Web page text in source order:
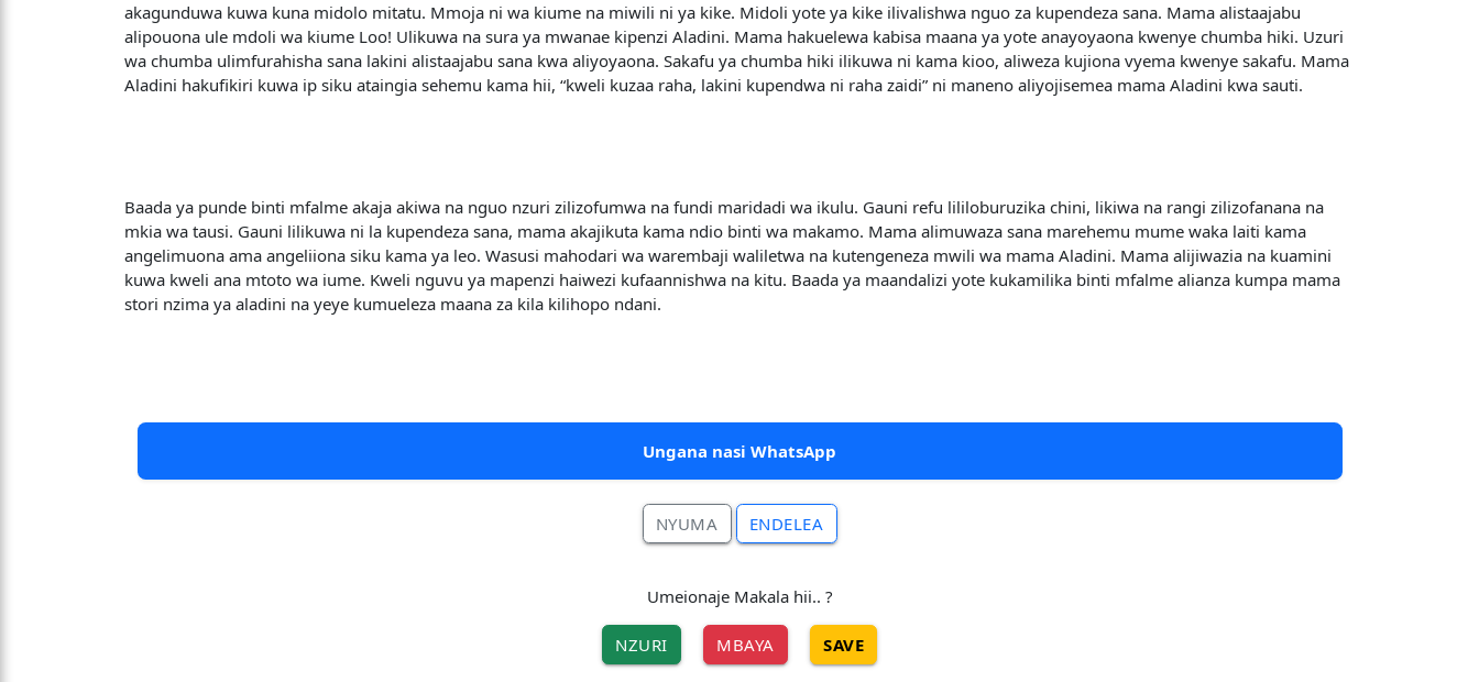
akagunduwa kuwa kuna midolo mitatu. Mmoja ni wa kiume na miwili ni ya kike. Midoli yote ya kike ilivalishwa nguo za kupendeza sana. Mama alistaajabu
alipouona ule mdoli wa kiume Loo! Ulikuwa na sura ya mwanae kipenzi Aladini. Mama hakuelewa kabisa maana ya yote anayoyaona kwenye chumba hiki. Uzuri
wa chumba ulimfurahisha sana lakini alistaajabu sana kwa aliyoyaona. Sakafu ya chumba hiki ilikuwa ni kama kioo, aliweza kujiona vyema kwenye sakafu. Mama
Aladini hakufikiri kuwa ip siku ataingia sehemu kama hii, “kweli kuzaa raha, lakini kupendwa ni raha zaidi” ni maneno aliyojisemea mama Aladini kwa sauti.
Baada ya punde binti mfalme akaja akiwa na nguo nzuri zilizofumwa na fundi maridadi wa ikulu. Gauni refu lililoburuzika chini, likiwa na rangi zilizofanana na
mkia wa tausi. Gauni lilikuwa ni la kupendeza sana, mama akajikuta kama ndio binti wa makamo. Mama alimuwaza sana marehemu mume waka laiti kama
angelimuona ama angeliiona siku kama ya leo. Wasusi mahodari wa warembaji waliletwa na kutengeneza mwili wa mama Aladini. Mama alijiwazia na kuamini
kuwa kweli ana mtoto wa iume. Kweli nguvu ya mapenzi haiwezi kufaannishwa na kitu. Baada ya maandalizi yote kukamilika binti mfalme alianza kumpa mama
stori nzima ya aladini na yeye kumueleza maana za kila kilihopo ndani.
Ungana nasi WhatsApp
NYUMA ENDELEA
Umeionaje Makala hii.. ?
NZURI MBAYA SAVE